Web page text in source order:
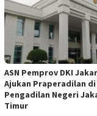
ASN Pemprov DKI
Ajukan Praperadilan di
Pengadilan Negeri
Timur